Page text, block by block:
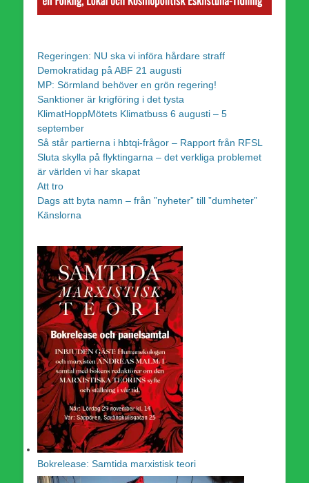
Regeringen: NU ska vi införa hårdare straff
Demokratidag på ABF 21 augusti
MP: Sörmland behöver en grön regering!
Sanktioner är krigföring i det tysta
KlimatHoppMötets Klimatbuss 6 augusti – 5
september
Så står partierna i hbtqi-frågor – Rapport från RFSL
Sluta skylla på flyktingarna – det verkliga problemet
är världen vi har skapat
Att tro
Dags att byta namn – från ”nyheter” till ”dumheter”
Känslorna
Bokrelease: Samtida marxistisk teori